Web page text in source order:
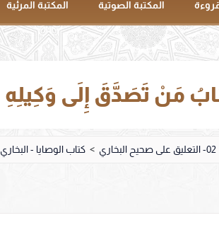
المكتبة الصوتية المكتبة المرئية
02- التعليق على صحيح البخاري > كتاب الوصايا - البخاري